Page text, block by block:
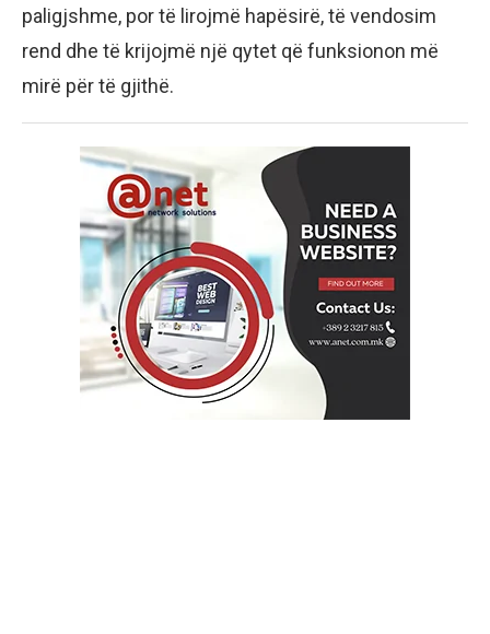
paligjshme, por të lirojmë hapësirë, të vendosim
rend dhe të krijojmë një qytet që funksionon më
mirë për të gjithë.